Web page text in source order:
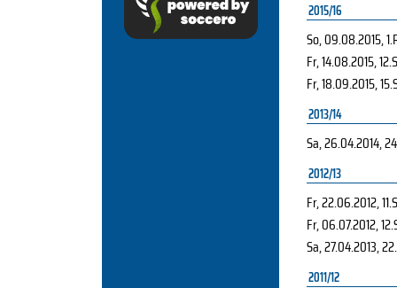
2015/16
So, 09.08.2015,
Fr, 14.08.2015,
Fr, 18.09.2015,
2013/14
Sa, 26.04.2014,
2012/13
Fr, 22.06.2012,
Fr, 06.07.2012,
Sa, 27.04.2013,
2011/12